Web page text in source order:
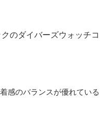
のダイバーズウォッチコ
感のバランスが優れている